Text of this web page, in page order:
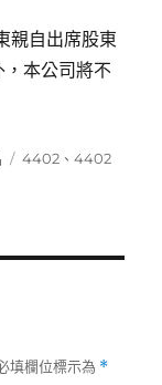
親自出席股東
本公司將不
標
4402 、4402
填欄位標示為 *